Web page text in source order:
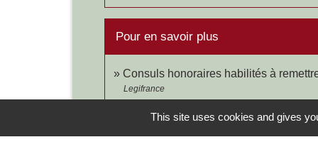
Pour en savoir plus
Consuls honoraires habilités à
Legifrance
This site uses cookies and gives